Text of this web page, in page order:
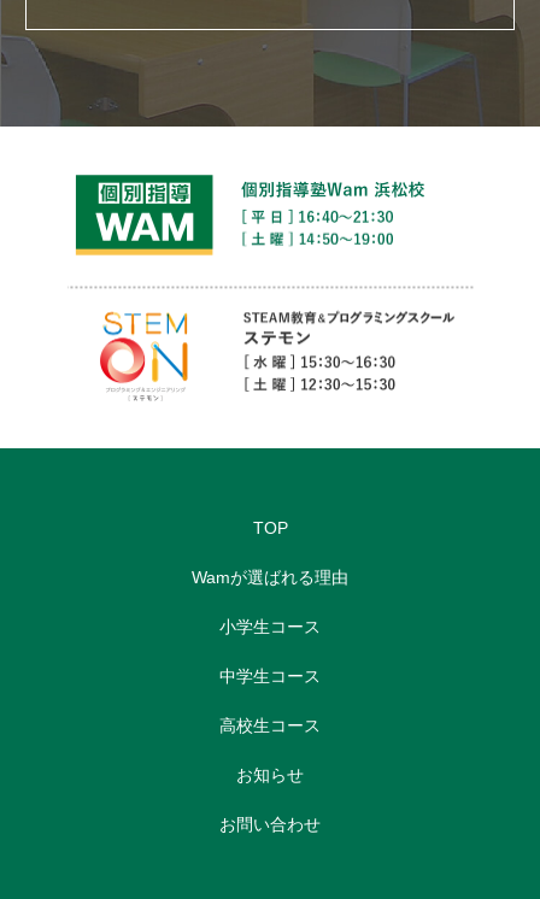
TOP
Wamが選ばれる理由
小学生コース
中学生コース
高校生コース
お知らせ
お問い合わせ